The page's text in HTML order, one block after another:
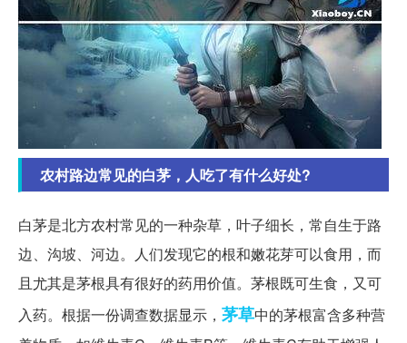
农村路边常见的白茅，人吃了有什么好处?
白茅是北方农村常见的一种杂草，叶子细长，常自生于路
边、沟坡、河边。人们发现它的根和嫩花芽可以食用，而
且尤其是茅根具有很好的药用价值。茅根既可生食，又可
入药。根据一份调查数据显示， 茅草中的茅根富含多种营